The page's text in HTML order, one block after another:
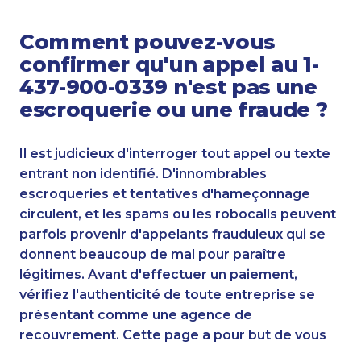
Comment pouvez-vous
confirmer qu'un appel au 1-
437-900-0339 n'est pas une
escroquerie ou une fraude ?
Il est judicieux d'interroger tout appel ou texte
entrant non identifié. D'innombrables
escroqueries et tentatives d'hameçonnage
circulent, et les spams ou les robocalls peuvent
parfois provenir d'appelants frauduleux qui se
donnent beaucoup de mal pour paraître
légitimes. Avant d'effectuer un paiement,
vérifiez l'authenticité de toute entreprise se
présentant comme une agence de
recouvrement. Cette page a pour but de vous